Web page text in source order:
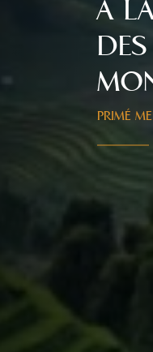
À
PRIMÉ